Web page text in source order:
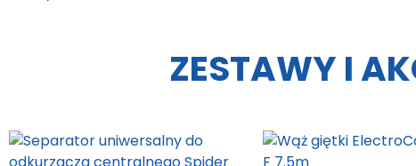
ZESTAWY I